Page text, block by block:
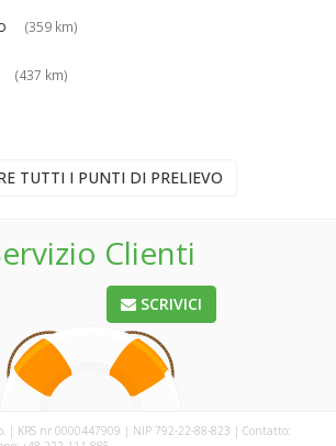
(359 km)
(437 km)
TUTTI I PUNTI DI PRELIEVO
Clienti
SCRIVICI
| KRS nr 0000447909 | NIP 792-22-88-823 | Contatto: